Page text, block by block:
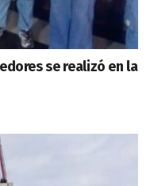
se realizó en la